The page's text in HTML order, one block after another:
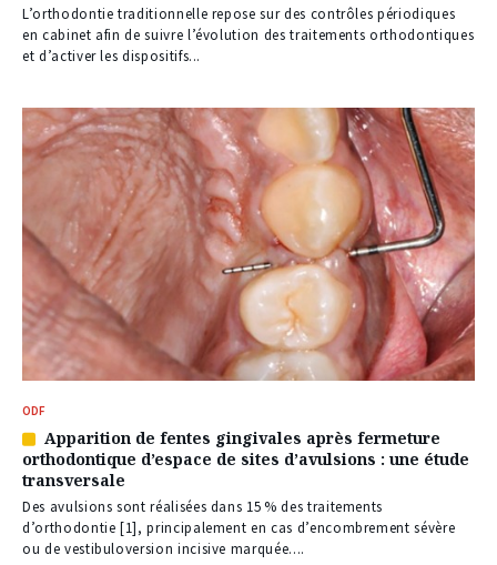
à
nos
abonnés
L’orthodontie traditionnelle repose sur des contrôles périodiques
en cabinet afin de suivre l’évolution des traitements orthodontiques
et d’activer les dispositifs...
ODF
Article
réservé
à
nos
abonnés
Apparition de fentes gingivales après fermeture
orthodontique d’espace de sites d’avulsions : une étude
transversale
Des avulsions sont réalisées dans 15 % des traitements
d’orthodontie [1], principalement en cas d’encombrement sévère
ou de vestibuloversion incisive marquée....